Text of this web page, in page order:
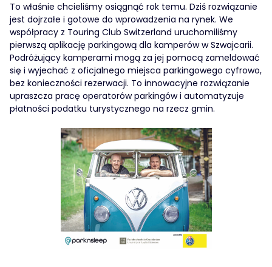
To właśnie chcieliśmy osiągnąć rok temu. Dziś rozwiązanie
jest dojrzałe i gotowe do wprowadzenia na rynek. We
współpracy z Touring Club Switzerland uruchomiliśmy
pierwszą aplikację parkingową dla kamperów w Szwajcarii.
Podróżujący kamperami mogą za jej pomocą zameldować
się i wyjechać z oficjalnego miejsca parkingowego cyfrowo,
bez konieczności rezerwacji. To innowacyjne rozwiązanie
upraszcza pracę operatorów parkingów i automatyzuje
płatności podatku turystycznego na rzecz gmin.